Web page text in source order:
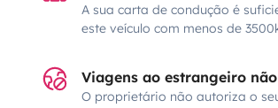
A sua carta de condução é
este veículo com menos de
Viagens ao estrangeiro
O proprietário não autoriza o